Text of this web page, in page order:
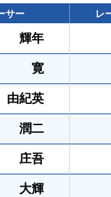
サー レ
輝年
寛
紀英
潤二
庄吾
大輝